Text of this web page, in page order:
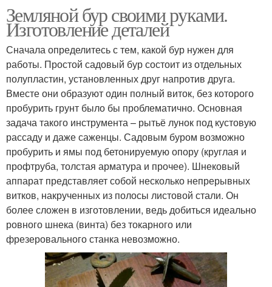
Земляной бур своими руками.
Изготовление деталей
Сначала определитесь с тем, какой бур нужен для
работы. Простой садовый бур состоит из отдельных
полупластин, установленных друг напротив друга.
Вместе они образуют один полный виток, без которого
пробурить грунт было бы проблематично. Основная
задача такого инструмента – рытьё лунок под кустовую
рассаду и даже саженцы. Садовым буром возможно
пробурить и ямы под бетонируемую опору (круглая и
профтруба, толстая арматура и прочее). Шнековый
аппарат представляет собой несколько непрерывных
витков, накрученных из полосы листовой стали. Он
более сложен в изготовлении, ведь добиться идеально
ровного шнека (винта) без токарного или
фрезеровального станка невозможно.